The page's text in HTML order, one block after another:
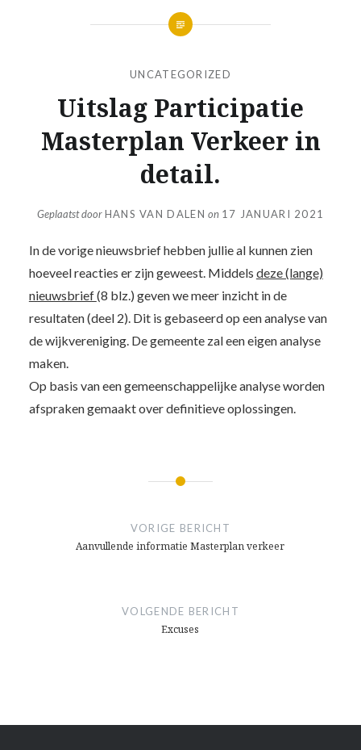
UNCATEGORIZED
Uitslag Participatie
Masterplan Verkeer in
detail.
Geplaatst doorHANS VAN DALEN on 17 JANUARI 2021
In de vorige nieuwsbrief hebben jullie al kunnen zien
hoeveel reacties er zijn geweest. Middels deze (lange)
nieuwsbrief(8 blz.) geven we meer inzicht in de
resultaten (deel 2). Dit is gebaseerd op een analyse van
de wijkvereniging. De gemeente zal een eigen analyse
maken.
Op basis van een gemeenschappelijke analyse worden
afspraken gemaakt over definitieve oplossingen.
VORIGE BERICHT
Aanvullende informatie Masterplan verkeer
VOLGENDE BERICHT
Excuses